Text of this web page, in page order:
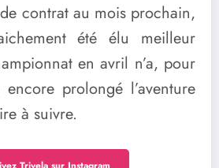
contrat au mois prochain,
été élu meilleur
en avril n’a, pour
prolongé l’aventure
à suivre.